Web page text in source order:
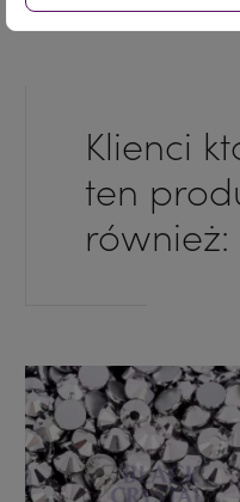
Klienci
ten
również: